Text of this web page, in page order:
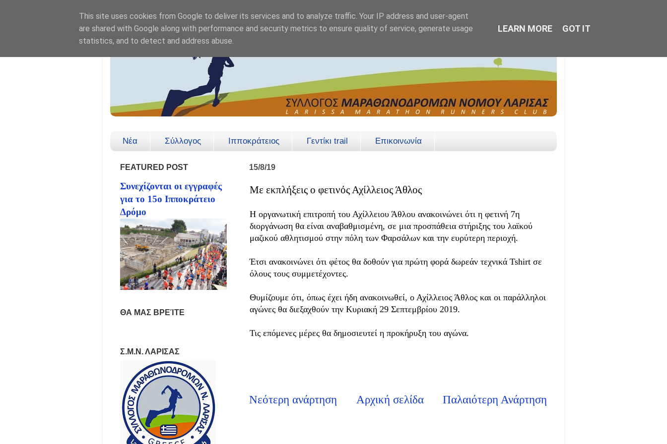
Νέα Σύλλογος Ιπποκράτειος Γεντίκι trail Επικοινωνία
15/8/19
Με εκπλήξεις ο φετινός Αχίλλειος Άθλος
Η οργανωτική επιτροπή του Αχίλλειου Άθλου ανακοινώνει ότι η φετινή 7η
διοργάνωση θα είναι αναβαθμισμένη, σε μια προσπάθεια στήριξης του λαϊκού
μαζικού αθλητισμού στην πόλη των Φαρσάλων και την ευρύτερη περιοχή.
Έτσι ανακοινώνει ότι φέτος θα δοθούν για πρώτη φορά δωρεάν τεχνικά Tshirt σε
όλους τους συμμετέχοντες.
Θυμίζουμε ότι, όπως έχει ήδη ανακοινωθεί, ο Αχίλλειος Άθλος και οι παράλληλοι
αγώνες θα διεξαχθούν την Κυριακή 29 Σεπτεμβρίου 2019.
Τις επόμενες μέρες θα δημοσιευτεί η προκήρυξη του αγώνα.
Νεότερη ανάρτηση Παλαιότερη Ανάρτηση
Αρχική σελίδα
FEATURED POST
Συνεχίζονται οι εγγραφές
για το 15ο Ιπποκράτειο
Δρόμο
ΘΑ ΜΑΣ ΒΡΕΊΤΕ
Σ.Μ.Ν. ΛΑΡΙΣΑΣ
This site uses cookies from Google to deliver its services and to analyze traffic. Your IP address and user-agent
are shared with Google along with performance and security metrics to ensure quality of service, generate usage
statistics, and to detect and address abuse.
LEARN MORE GOT IT